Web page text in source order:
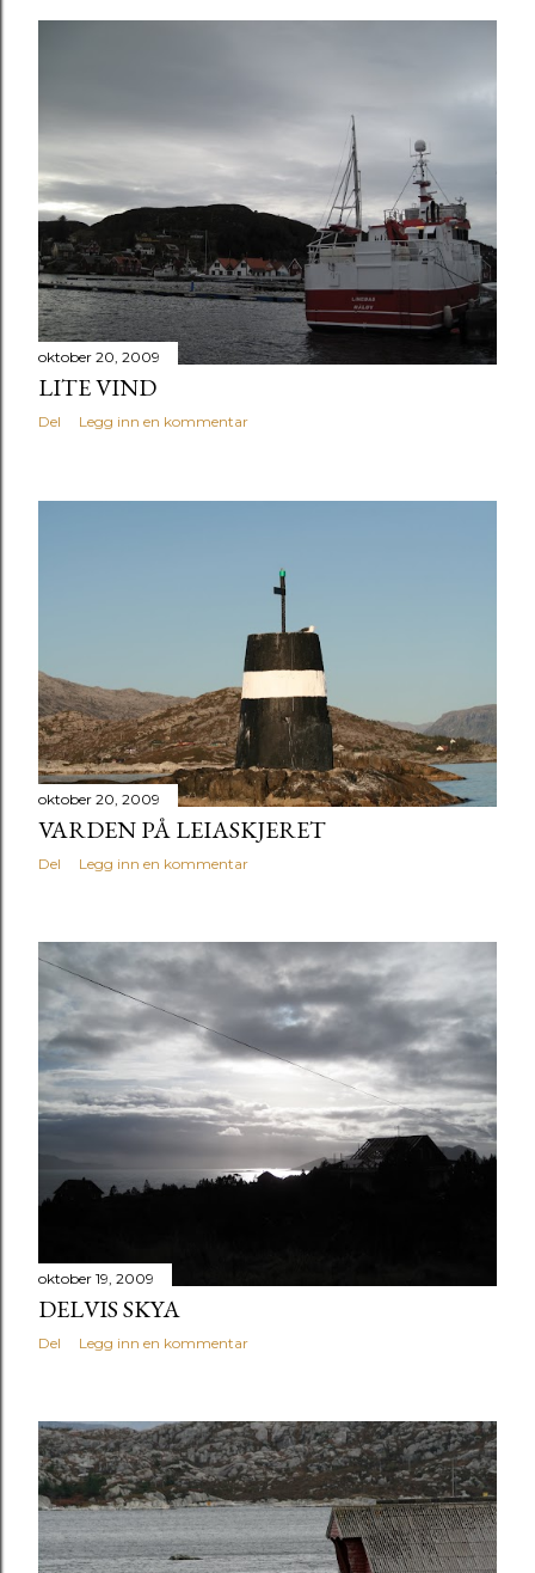
oktober 20, 2009
LITE VIND
Del Legg inn en kommentar
oktober 20, 2009
VARDEN PÅ LEIASKJERET
Del Legg inn en kommentar
oktober 19, 2009
DELVIS SKYA
Del Legg inn en kommentar